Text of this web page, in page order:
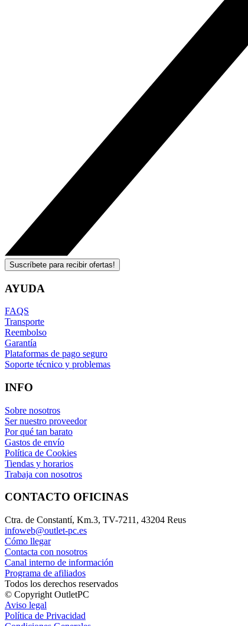
Suscríbete para recibir ofertas!
AYUDA
FAQS
Transporte
Reembolso
Garantía
Plataformas de pago seguro
Soporte técnico y problemas
INFO
Sobre nosotros
Ser nuestro proveedor
Por qué tan barato
Gastos de envío
Política de Cookies
Tiendas y horarios
Trabaja con nosotros
CONTACTO OFICINAS
Ctra. de Constantí, Km.3, TV-7211, 43204 Reus
infoweb@outlet-pc.es
Cómo llegar
Contacta con nosotros
Canal interno de información
Programa de afiliados
Todos los derechos reservados
© Copyright OutletPC
Aviso legal
Política de Privacidad